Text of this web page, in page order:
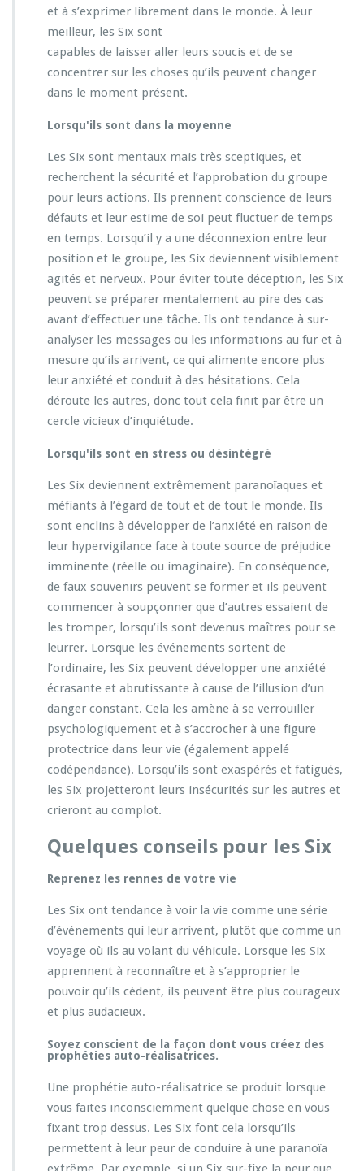
et à s’exprimer librement dans le monde. À leur
meilleur, les Six sont
capables de laisser aller leurs soucis et de se
concentrer sur les choses qu’ils peuvent changer
dans le moment présent.
Lorsqu'ils sont dans la moyenne
Les Six sont mentaux mais très sceptiques, et
recherchent la sécurité et l’approbation du groupe
pour leurs actions. Ils prennent conscience de leurs
défauts et leur estime de soi peut fluctuer de temps
en temps. Lorsqu’il y a une déconnexion entre leur
position et le groupe, les Six deviennent visiblement
agités et nerveux. Pour éviter toute déception, les Six
peuvent se préparer mentalement au pire des cas
avant d’effectuer une tâche. Ils ont tendance à sur-
analyser les messages ou les informations au fur et à
mesure qu’ils arrivent, ce qui alimente encore plus
leur anxiété et conduit à des hésitations. Cela
déroute les autres, donc tout cela finit par être un
cercle vicieux d’inquiétude.
Lorsqu'ils sont en stress ou désintégré
Les Six deviennent extrêmement paranoïaques et
méfiants à l’égard de tout et de tout le monde. Ils
sont enclins à développer de l’anxiété en raison de
leur hypervigilance face à toute source de préjudice
imminente (réelle ou imaginaire). En conséquence,
de faux souvenirs peuvent se former et ils peuvent
commencer à soupçonner que d’autres essaient de
les tromper, lorsqu’ils sont devenus maîtres pour se
leurrer. Lorsque les événements sortent de
l’ordinaire, les Six peuvent développer une anxiété
écrasante et abrutissante à cause de l’illusion d’un
danger constant. Cela les amène à se verrouiller
psychologiquement et à s’accrocher à une figure
protectrice dans leur vie (également appelé
codépendance). Lorsqu’ils sont exaspérés et fatigués,
les Six projetteront leurs insécurités sur les autres et
crieront au complot.
Quelques conseils pour les Six
Reprenez les rennes de votre vie
Les Six ont tendance à voir la vie comme une série
d’événements qui leur arrivent, plutôt que comme un
voyage où ils au volant du véhicule. Lorsque les Six
apprennent à reconnaître et à s’approprier le
pouvoir qu’ils cèdent, ils peuvent être plus courageux
et plus audacieux.
Soyez conscient de la façon dont vous créez des
prophéties auto-réalisatrices.
Une prophétie auto-réalisatrice se produit lorsque
vous faites inconsciemment quelque chose en vous
fixant trop dessus. Les Six font cela lorsqu’ils
permettent à leur peur de conduire à une paranoïa